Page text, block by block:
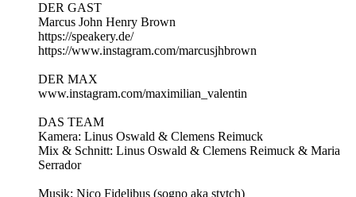
DER GAST
Marcus John Henry Brown
https://speakery.de/
https://www.instagram.com/marcusjhbrown
DER MAX
www.instagram.com/maximilian_valentin
DAS TEAM
Kamera: Linus Oswald & Clemens Reimuck
Mix & Schnitt: Linus Oswald & Clemens Reimuck & Maria
Serrador
Musik: Nico Fidelibus (sogno aka stytch)